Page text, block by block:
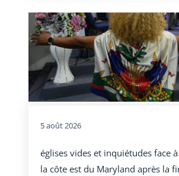
5 août 2026
églises vides et inquiétudes face à
la côte est du Maryland après la